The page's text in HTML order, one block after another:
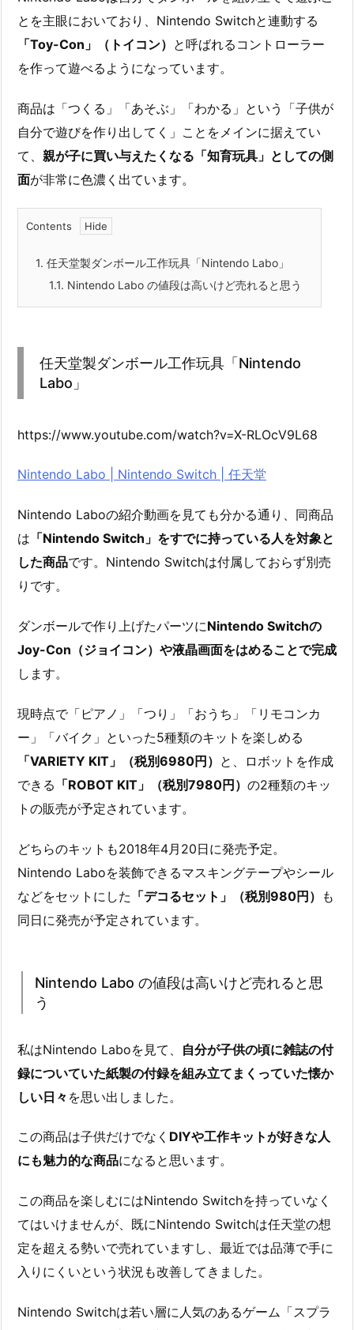
とを主眼においており、Nintendo Switchと連動する
「Toy-Con」（トイコン） と呼ばれるコントローラー
を作って遊べるようになっています。
商品は「つくる」「あそぶ」「わかる」という「子供が
自分で遊びを作り出してく」ことをメインに据えてい
て、 親が子に買い与えたくなる「知育玩具」としての側
面が非常に色濃く出ています。
Contents
1. 任天堂製ダンボール工作玩具「Nintendo Labo」
1.1. Nintendo Labo の値段は高いけど売れると思う
任天堂製ダンボール工作玩具「Nintendo
Labo」
https://www.youtube.com/watch?v=X-RLOcV9L68
Nintendo Labo | Nintendo Switch | 任天堂
Nintendo Laboの紹介動画を見ても分かる通り、同商品
は 「Nintendo Switch」をすでに持っている人を対象と
した商品です。Nintendo Switchは付属しておらず別売
りです。
ダンボールで作り上げたパーツにNintendo Switchの
Joy-Con（ジョイコン）や液晶画面をはめることで完成
します。
現時点で「ピアノ」「つり」「おうち」「リモコンカ
ー」「バイク」といった5種類のキットを楽しめる
「VARIETY KIT」（税別6980円） と、ロボットを作成
できる 「ROBOT KIT」（税別7980円） の2種類のキッ
トの販売が予定されています。
どちらのキットも2018年4月20日に発売予定。
Nintendo Laboを装飾できるマスキングテープやシール
などをセットにした 「デコるセット」（税別980円） も
同日に発売が予定されています。
Nintendo Labo の値段は高いけど売れると思
う
私はNintendo Laboを見て、 自分が子供の頃に雑誌の付
録についていた紙製の付録を組み立てまくっていた懐か
しい日々 を思い出しました。
この商品は子供だけでなく DIYや工作キットが好きな人
にも魅力的な商品になると思います。
この商品を楽しむにはNintendo Switchを持っていなく
てはいけませんが、既にNintendo Switchは任天堂の想
定を超える勢いで売れていますし、最近では品薄で手に
入りにくいという状況も改善してきました。
Nintendo Switchは若い層に人気のあるゲーム「スプラ